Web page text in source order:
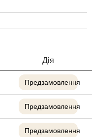
Дія
Предзамовлення
Предзамовлення
Предзамовлення